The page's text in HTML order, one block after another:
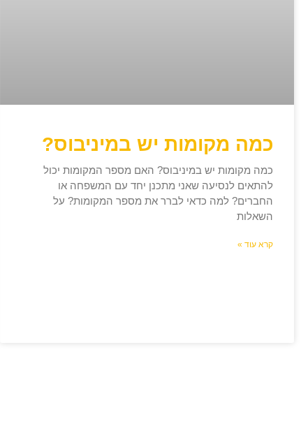
כמה מקומות יש במיניבוס?
כמה מקומות יש במיניבוס? האם מספר המקומות יכול
להתאים לנסיעה שאני מתכנן יחד עם המשפחה או
החברים? למה כדאי לברר את מספר המקומות? על
השאלות
קרא עוד »